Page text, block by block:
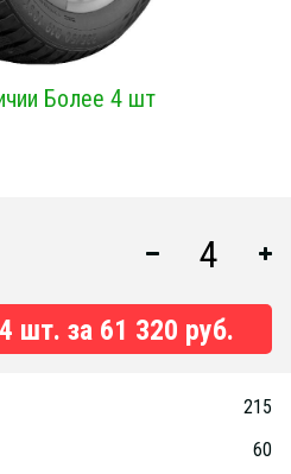
Более 4 шт
4 шт. за 61 320 руб.
215
60